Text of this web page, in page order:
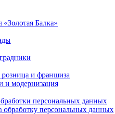
Балка»
и франшиза
и модернизация
персональных данных
обработку персональных данных